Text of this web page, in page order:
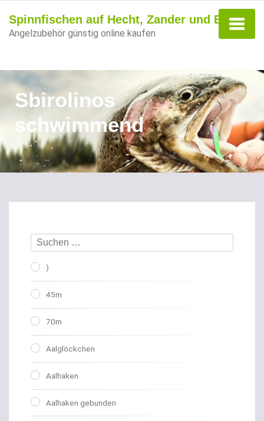
Spinnfischen auf Hecht, Zander und Barsch
Angelzubehör günstig online kaufen
Sbirolinos
schwimmend
)
45m
70m
Aalglöckchen
Aalhaken
Aalhaken gebunden